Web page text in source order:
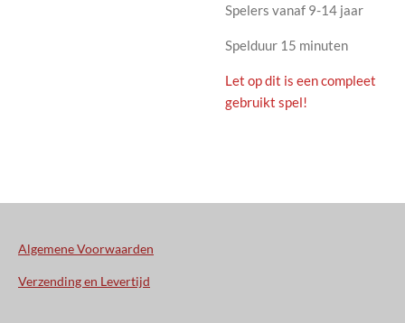
Spelers vanaf 9-14 jaar
Spelduur 15 minuten
Let op dit is een compleet
gebruikt spel!
Algemene Voorwaarden
Verzending en Levertijd